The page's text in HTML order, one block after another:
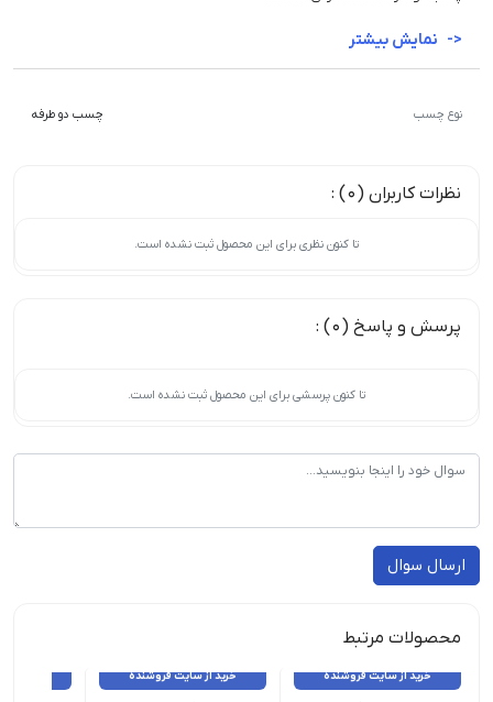
نوع چسب چسب دو طرفه
نظرات کاربران (0) :
تا کنون نظری برای این محصول ثبت نشده است.
پرسش و پاسخ (0) :
تا کنون پرسشی برای این محصول ثبت نشده است.
ارسال سوال
محصولات مرتبط
خرید از سایت فروشنده خرید از سایت فروشنده